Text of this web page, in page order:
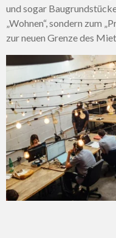
und sogar
„Wohnen“, sondern zum
zur neuen Grenze des